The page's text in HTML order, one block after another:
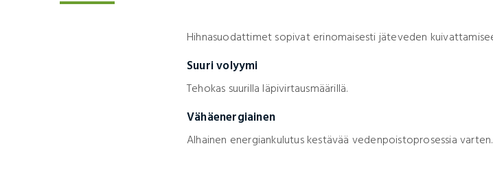
Hihnasuodattimet sopivat erinomaisesti jäteveden
Suuri volyymi
Tehokas suurilla läpivirtausmäärillä.
Vähäenergiainen
Alhainen energiankulutus kestävää vedenpoistoprosessia varten.